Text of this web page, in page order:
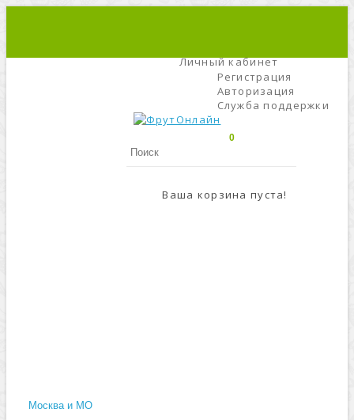
Личный кабинет
Регистрация
Авторизация
Служба поддержки
0
Ваша корзина пуста!
Москва и МО